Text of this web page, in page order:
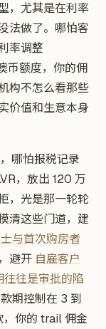
，尤其是在利率
法做了。哪怕客
率调整
币额度，你的佣
构不怎么看那些
价值和生意本身
哪怕报税记录
，放出 120 万
，光是那一轮轮
清这些门道，建
与首次购房者
避开 自雇客户
往是审批的陷
期控制在 3 到
，你的 trail 佣金